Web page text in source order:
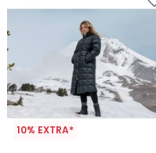
10% EXTRA*